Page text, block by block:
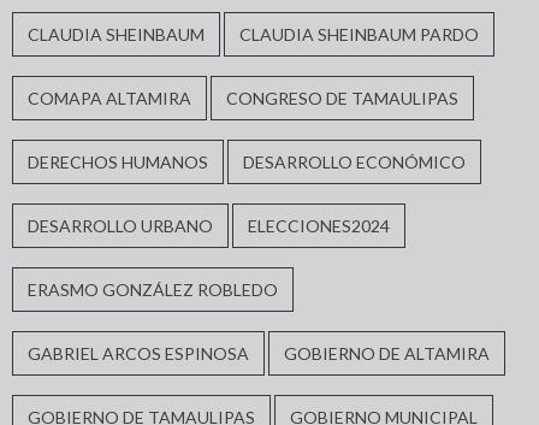
CLAUDIA SHEINBAUM CLAUDIA SHEINBAUM PARDO
COMAPA ALTAMIRA CONGRESO DE TAMAULIPAS
DERECHOS HUMANOS DESARROLLO ECONÓMICO
DESARROLLO URBANO ELECCIONES2024
ERASMO GONZÁLEZ ROBLEDO
GABRIEL ARCOS ESPINOSA GOBIERNO DE ALTAMIRA
GOBIERNO DE TAMAULIPAS GOBIERNO MUNICIPAL